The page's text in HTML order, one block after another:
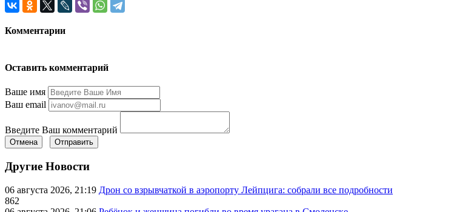
Комментарии
Оставить комментарий
Ваше имя
Ваш email
Введите Ваш комментарий
Отмена Отправить
Другие Новости
06 августа 2026, 21:19 Дрон со взрывчаткой в аэропорту Лейпцига: собрали все подробности
862